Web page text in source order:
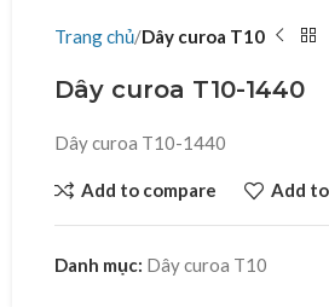
Trang chủ Dây curoa T10
Dây curoa T10-1440
Dây curoa T10-1440
Add to compare Add
Danh mục: Dây curoa T10